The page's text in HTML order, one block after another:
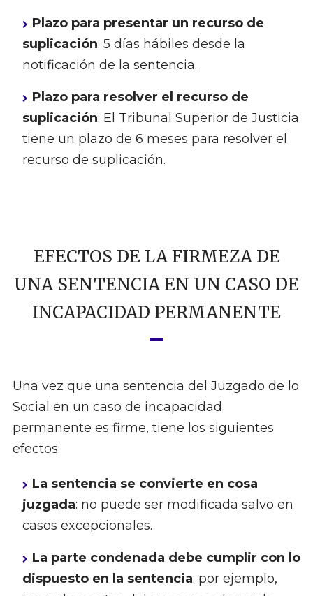
Plazo para presentar un recurso de
suplicación: 5 días hábiles desde la
notificación de la sentencia.
Plazo para resolver el recurso de
suplicación: El Tribunal Superior de Justicia
tiene un plazo de 6 meses para resolver el
recurso de suplicación.
EFECTOS DE LA FIRMEZA DE
UNA SENTENCIA EN UN CASO DE
INCAPACIDAD PERMANENTE
Una vez que una sentencia del Juzgado de lo
Social en un caso de incapacidad
permanente es firme, tiene los siguientes
efectos:
La sentencia se convierte en cosa
juzgada: no puede ser modificada salvo en
casos excepcionales.
La parte condenada debe cumplir con lo
dispuesto en la sentencia: por ejemplo,